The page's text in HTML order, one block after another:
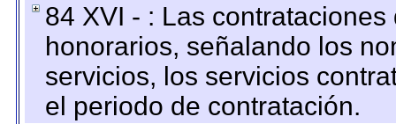
84 XVI - : Las
honorarios, señalando los
servicios, los servicios
el periodo de contratación.